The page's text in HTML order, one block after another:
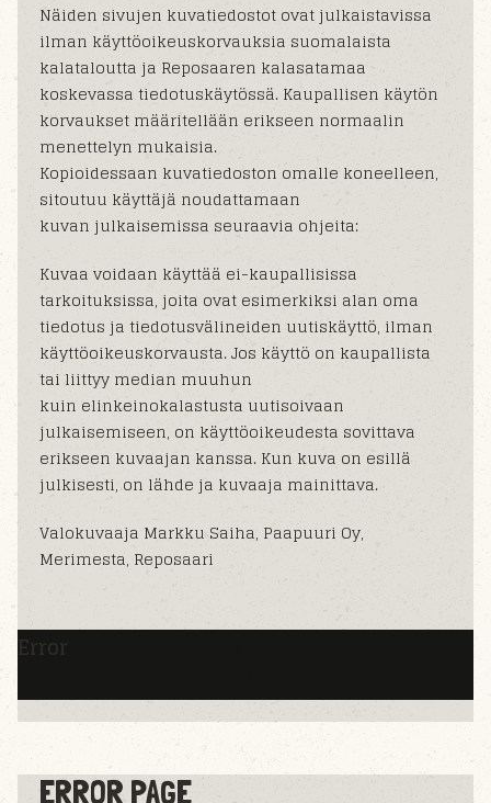
Näiden sivujen kuvatiedostot ovat julkaistavissa
ilman käyttöoikeuskorvauksia suomalaista
kalataloutta ja Reposaaren kalasatamaa
koskevassa tiedotuskäytössä. Kaupallisen käytön
korvaukset määritellään erikseen normaalin
menettelyn mukaisia.
Kopioidessaan kuvatiedoston omalle koneelleen,
sitoutuu käyttäjä noudattamaan
kuvan julkaisemissa seuraavia ohjeita:
Kuvaa voidaan käyttää ei-kaupallisissa
tarkoituksissa, joita ovat esimerkiksi alan oma
tiedotus ja tiedotusvälineiden uutiskäyttö, ilman
käyttöoikeuskorvausta. Jos käyttö on kaupallista
tai liittyy median muuhun
kuin elinkeinokalastusta uutisoivaan
julkaisemiseen, on käyttöoikeudesta sovittava
erikseen kuvaajan kanssa. Kun kuva on esillä
julkisesti, on lähde ja kuvaaja mainittava.
Valokuvaaja Markku Saiha, Paapuuri Oy,
Merimesta, Reposaari
Error
ERROR PAGE